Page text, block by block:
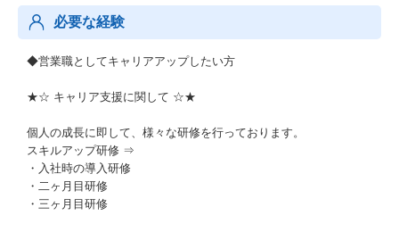
必要な経験
◆営業職としてキャリアアップしたい方
★☆ キャリア支援に関して ☆★
個人の成長に即して、様々な研修を行っております。
スキルアップ研修 ⇒
・入社時の導入研修
・二ヶ月目研修
・三ヶ月目研修